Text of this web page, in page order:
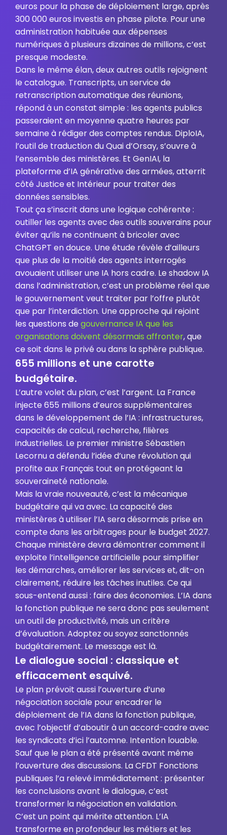
euros pour la phase de déploiement large, après
300 000 euros investis en phase pilote. Pour une
administration habituée aux dépenses
numériques à plusieurs dizaines de millions, c’est
presque modeste.
Dans le même élan, deux autres outils rejoignent
le catalogue. Transcripts, un service de
retranscription automatique des réunions,
répond à un constat simple : les agents publics
passeraient en moyenne quatre heures par
semaine à rédiger des comptes rendus. DiploIA,
l’outil de traduction du Quai d’Orsay, s’ouvre à
l’ensemble des ministères. Et GenIAI, la
plateforme d’IA générative des armées, atterrit
côté Justice et Intérieur pour traiter des
données sensibles.
Tout ça s’inscrit dans une logique cohérente :
outiller les agents avec des outils souverains pour
éviter qu’ils ne continuent à bricoler avec
ChatGPT en douce. Une étude révèle d’ailleurs
que plus de la moitié des agents interrogés
avouaient utiliser une IA hors cadre. Le shadow IA
dans l’administration, c’est un problème réel que
le gouvernement veut traiter par l’offre plutôt
que par l’interdiction. Une approche qui rejoint
les questions de gouvernance IA que les
organisations doivent désormais affronter, que
ce soit dans le privé ou dans la sphère publique.
655 millions et une carotte
budgétaire.
L’autre volet du plan, c’est l’argent. La France
injecte 655 millions d’euros supplémentaires
dans le développement de l’IA : infrastructures,
capacités de calcul, recherche, filières
industrielles. Le premier ministre Sébastien
Lecornu a défendu l’idée d’une révolution qui
profite aux Français tout en protégeant la
souveraineté nationale.
Mais la vraie nouveauté, c’est la mécanique
budgétaire qui va avec. La capacité des
ministères à utiliser l’IA sera désormais prise en
compte dans les arbitrages pour le budget 2027.
Chaque ministère devra démontrer comment il
exploite l’intelligence artificielle pour simplifier
les démarches, améliorer les services et, dit-on
clairement, réduire les tâches inutiles. Ce qui
sous-entend aussi : faire des économies. L’IA dans
la fonction publique ne sera donc pas seulement
un outil de productivité, mais un critère
d’évaluation. Adoptez ou soyez sanctionnés
budgétairement. Le message est là.
Le dialogue social : classique et
efficacement esquivé.
Le plan prévoit aussi l’ouverture d’une
négociation sociale pour encadrer le
déploiement de l’IA dans la fonction publique,
avec l’objectif d’aboutir à un accord-cadre avec
les syndicats d’ici l’automne. Intention louable.
Sauf que le plan a été présenté avant même
l’ouverture des discussions. La CFDT Fonctions
publiques l’a relevé immédiatement : présenter
les conclusions avant le dialogue, c’est
transformer la négociation en validation.
C’est un point qui mérite attention. L’IA
transforme en profondeur les métiers et les